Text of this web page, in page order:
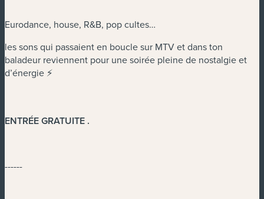
Eurodance, house, R&B, pop cultes…
les sons qui passaient en boucle sur MTV et dans ton
baladeur reviennent pour une soirée pleine de nostalgie et
d’énergie ⚡️
ENTRÉE GRATUITE .
------